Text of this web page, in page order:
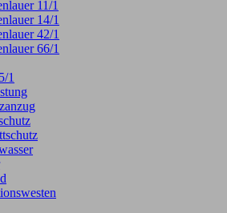
11/1
14/1
42/1
66/1
1